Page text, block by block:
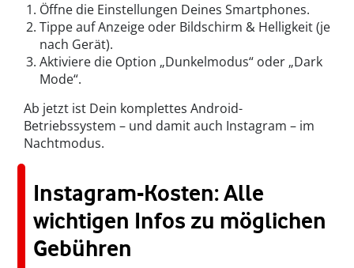
Öffne die Einstellungen Deines Smartphones.
Tippe auf Anzeige oder Bildschirm & Helligkeit (je
nach Gerät).
Aktiviere die Option „Dunkelmodus“ oder „Dark
Mode“.
Ab jetzt ist Dein komplettes Android-
Betriebssystem – und damit auch Instagram – im
Nachtmodus.
Instagram-Kosten: Alle
wichtigen Infos zu möglichen
Gebühren